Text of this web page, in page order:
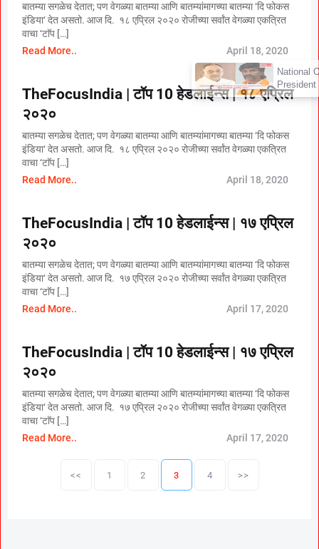
बातम्या सगळेच देतात; पण वेगळ्या बातम्या आणि बातम्यांमागच्या बातम्या ‘दि फोकस
इंडिया‘ देत असतो. आज दि. १८ एप्रिल २०२० रोजीच्या सर्वांत वेगळ्या एकत्रित
वाचा ‘टाॅप […]
Read More..
April 18, 2020
TheFocusIndia | टॉप 10 हेडलाईन्स | १८ एप्रिल
२०२०
बातम्या सगळेच देतात; पण वेगळ्या बातम्या आणि बातम्यांमागच्या बातम्या ‘दि फोकस
इंडिया‘ देत असतो. आज दि. १८ एप्रिल २०२० रोजीच्या सर्वांत वेगळ्या एकत्रित
वाचा ‘टाॅप […]
Read More..
April 18, 2020
TheFocusIndia | टॉप 10 हेडलाईन्स | १७ एप्रिल
२०२०
बातम्या सगळेच देतात; पण वेगळ्या बातम्या आणि बातम्यांमागच्या बातम्या ‘दि फोकस
इंडिया‘ देत असतो. आज दि. १७ एप्रिल २०२० रोजीच्या सर्वांत वेगळ्या एकत्रित
वाचा ‘टाॅप […]
Read More..
April 17, 2020
TheFocusIndia | टॉप 10 हेडलाईन्स | १७ एप्रिल
२०२०
बातम्या सगळेच देतात; पण वेगळ्या बातम्या आणि बातम्यांमागच्या बातम्या ‘दि फोकस
इंडिया‘ देत असतो. आज दि. १७ एप्रिल २०२० रोजीच्या सर्वांत वेगळ्या एकत्रित
वाचा ‘टाॅप […]
Read More..
April 17, 2020
<< 1 2 3 4 >>
×
National OBC Federation
President Babanrao Taywade
Claims Only 27 Kunbi
GR; Alarming News for Mano